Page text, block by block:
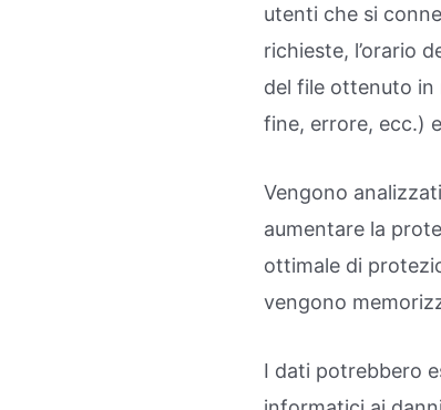
utenti che si
richieste, l’orario
del file ottenuto in
fine, errore, ecc.)
Vengono
aumentare la
ottimale di
vengono
I dati potrebbero